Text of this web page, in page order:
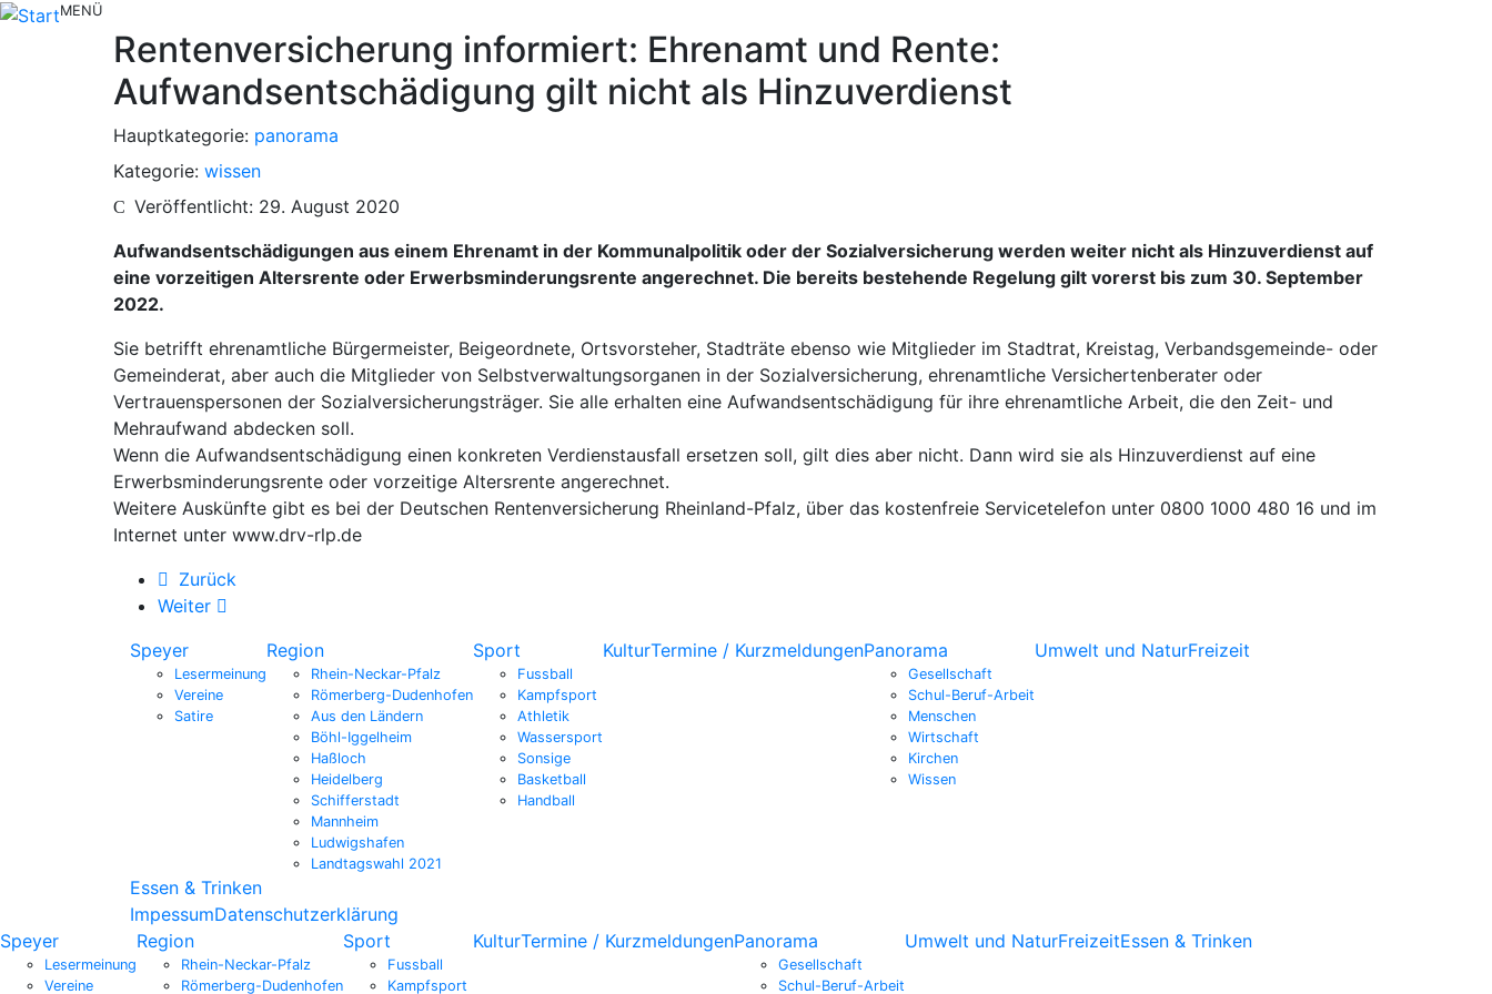
MENÜ
Rentenversicherung informiert: Ehrenamt und Rente:
Aufwandsentschädigung gilt nicht als Hinzuverdienst
Hauptkategorie: panorama
Kategorie: wissen
Veröffentlicht: 29. August 2020
Aufwandsentschädigungen aus einem Ehrenamt in der Kommunalpolitik oder der Sozialversicherung werden weiter nicht als Hinzuverdienst auf
eine vorzeitigen Altersrente oder Erwerbsminderungsrente angerechnet. Die bereits bestehende Regelung gilt vorerst bis zum 30. September
2022.
Sie betrifft ehrenamtliche Bürgermeister, Beigeordnete, Ortsvorsteher, Stadträte ebenso wie Mitglieder im Stadtrat, Kreistag, Verbandsgemeinde- oder
Gemeinderat, aber auch die Mitglieder von Selbstverwaltungsorganen in der Sozialversicherung, ehrenamtliche Versichertenberater oder
Vertrauenspersonen der Sozialversicherungsträger. Sie alle erhalten eine Aufwandsentschädigung für ihre ehrenamtliche Arbeit, die den Zeit- und
Mehraufwand abdecken soll.
Wenn die Aufwandsentschädigung einen konkreten Verdienstausfall ersetzen soll, gilt dies aber nicht. Dann wird sie als Hinzuverdienst auf eine
Erwerbsminderungsrente oder vorzeitige Altersrente angerechnet.
Weitere Auskünfte gibt es bei der Deutschen Rentenversicherung Rheinland-Pfalz, über das kostenfreie Servicetelefon unter 0800 1000 480 16 und im
Internet unter www.drv-rlp.de
Zurück
Weiter
Speyer
Lesermeinung
Vereine
Satire
Region
Rhein-Neckar-Pfalz
Römerberg-Dudenhofen
Aus den Ländern
Böhl-Iggelheim
Haßloch
Heidelberg
Schifferstadt
Mannheim
Ludwigshafen
Landtagswahl 2021
Sport
Fussball
Kampfsport
Athletik
Wassersport
Sonsige
Basketball
Handball
KulturTermine / KurzmeldungenPanorama
Gesellschaft
Schul-Beruf-Arbeit
Menschen
Wirtschaft
Kirchen
Wissen
Umwelt und NaturFreizeit
Essen & Trinken
ImpessumDatenschutzerklärung
Speyer
Lesermeinung
Vereine
Region
Rhein-Neckar-Pfalz
Römerberg-Dudenhofen
Sport
Fussball
Kampfsport
KulturTermine / KurzmeldungenPanorama
Gesellschaft
Schul-Beruf-Arbeit
Umwelt und NaturFreizeitEssen & Trinken